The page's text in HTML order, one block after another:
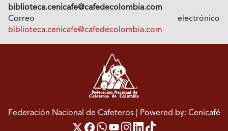
biblioteca.cenicafe@cafedecolombia.com
Correo electrónico
biblioteca.cenicafe@cafedecolombia.com
Federación Nacional de Cafeteros | Powered by: Cenicafé